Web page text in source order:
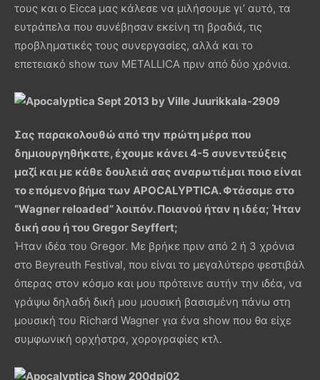
τους και ο Eicca μας κάλεσε να μιλήσουμε γι’ αυτό, τα
ευτράπελα που συνέβησαν εκείνη τη βραδιά, τις
προβληματικές τους συνεργασίες, αλλά και το
επετειακό show των METALLICA πριν από δύο χρόνια.
Σας παρακολουθώ από την πρώτη μέρα που
δημιουργηθήκατε, έχουμε κάνει 4-5 συνεντεύξεις
μαζί και με κάθε δουλειά σας αναρωτιέμαι ποιο είναι
το επόμενο βήμα των APOCALYPTICA. Φτάσαμε στο
“Wagner reloaded” λοιπόν. Ποιανού ήταν η ιδέα; Ήταν
δική σου ή του Gregor Seyffert;
Ήταν ιδέα του Gregor. Με βρήκε πριν από 2 ή 3 χρόνια
στο Beyreuth Festival, που είναι το μεγαλύτερο φεστιβάλ
όπερας στον κόσμο και μου πρότεινε αυτήν την ιδέα, να
γράψω δηλαδή δική μου μουσική βασισμένη πάνω στη
μουσική του Richard Wagner για ένα show που θα είχε
συμφωνική ορχήστρα, χορογραφίες κτλ.